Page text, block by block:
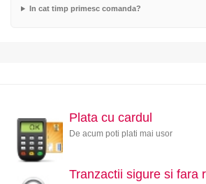
In cat timp primesc comanda?
Plata cu cardul
De acum poti plati mai usor
Tranzactii sigure si fara